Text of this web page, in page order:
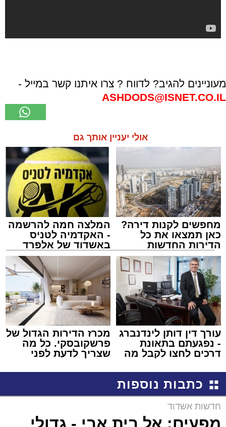
מעוניינים להגיב? לדווח ? צרו איתנו קשר במייל -
ASHDODS@ISNET.CO.IL
אולי יעניין אותך גם
מחפשים לקנות דירה?
כאן תמצאו את כל
הדירות החדשות
למכירה באשדוד >>>
המלצה חמה להרשמה
- האקדמיה לטניס
באשדוד של אלפרד
קריאולנסקי - לילדים
עורך דין דותן לינדנברג
- נפגעתם בתאונת
דרכים לחצו לקבל מה
מכרז הדירות הגדול של
פרשקובסקי. כל מה
שצריך לדעת לפני
באשדוד
כתבות נוספות
חדשות אשדוד